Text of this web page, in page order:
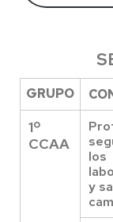
GRUPO
1º
CCAA
los
y